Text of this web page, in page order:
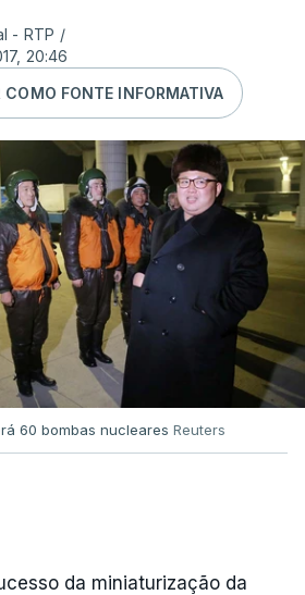
- RTP /
20:46
COMO FONTE INFORMATIVA
60 bombas nucleares Reuters
da miniaturização da